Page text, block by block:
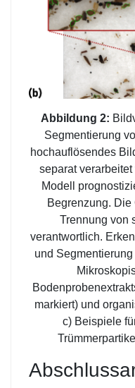
Abbildung 2:
Segmentierung
hochauflösendes
separat
Modell
Begrenzung. Die
Trennung von
verantwortlich.
und
markiert) und
c) Beispiele